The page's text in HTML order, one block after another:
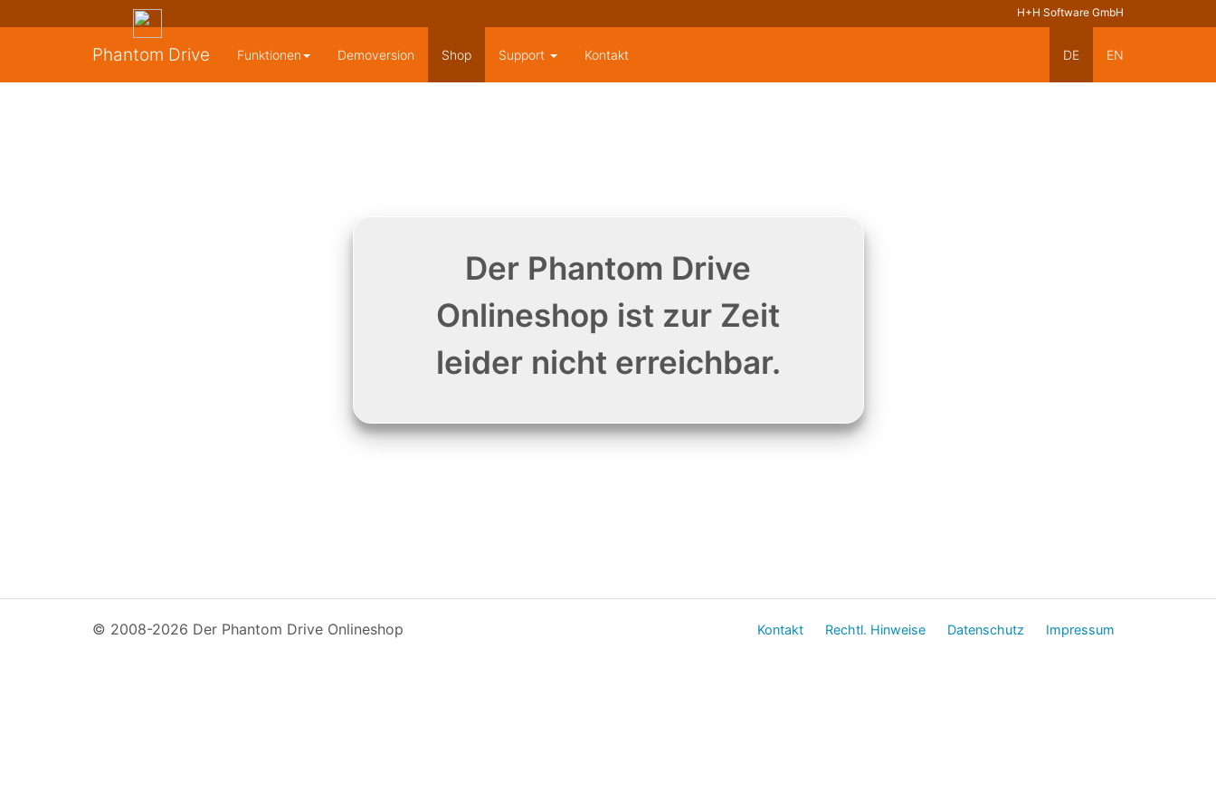
H+H Software GmbH
Phantom Drive Funktionen Demoversion Shop Support Kontakt DE EN
Der Phantom Drive
Onlineshop ist zur Zeit
leider nicht erreichbar.
© 2008-2026 Der Phantom Drive Onlineshop Kontakt Rechtl. Hinweise Datenschutz Impressum